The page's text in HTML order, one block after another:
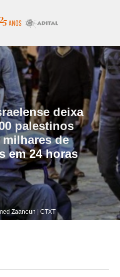
deixa
palestinos
de
em 24 horas
Zaanoun | CTXT